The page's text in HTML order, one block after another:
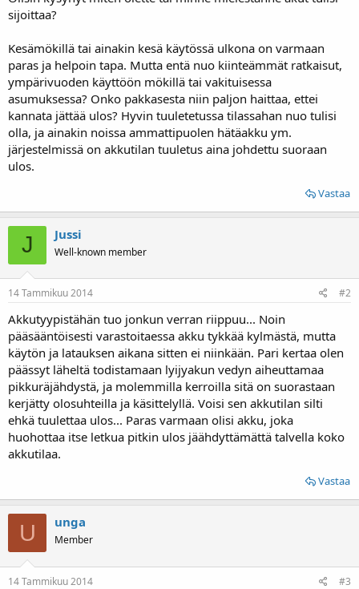
sijoittaa?
Kesämökillä tai ainakin kesä käytössä ulkona on varmaan
paras ja helpoin tapa. Mutta entä nuo kiinteämmät ratkaisut,
ympärivuoden käyttöön mökillä tai vakituisessa
asumuksessa? Onko pakkasesta niin paljon haittaa, ettei
kannata jättää ulos? Hyvin tuuletetussa tilassahan nuo tulisi
olla, ja ainakin noissa ammattipuolen hätäakku ym.
järjestelmissä on akkutilan tuuletus aina johdettu suoraan
ulos.
Vastaa
J Jussi
Well-known member
14 Tammikuu 2014 #2
Akkutyypistähän tuo jonkun verran riippuu... Noin
pääsääntöisesti varastoitaessa akku tykkää kylmästä, mutta
käytön ja latauksen aikana sitten ei niinkään. Pari kertaa olen
päässyt läheltä todistamaan lyijyakun vedyn aiheuttamaa
pikkuräjähdystä, ja molemmilla kerroilla sitä on suorastaan
kerjätty olosuhteilla ja käsittelyllä. Voisi sen akkutilan silti
ehkä tuulettaa ulos... Paras varmaan olisi akku, joka
huohottaa itse letkua pitkin ulos jäähdyttämättä talvella koko
akkutilaa.
Vastaa
U unga
Member
14 Tammikuu 2014 #3